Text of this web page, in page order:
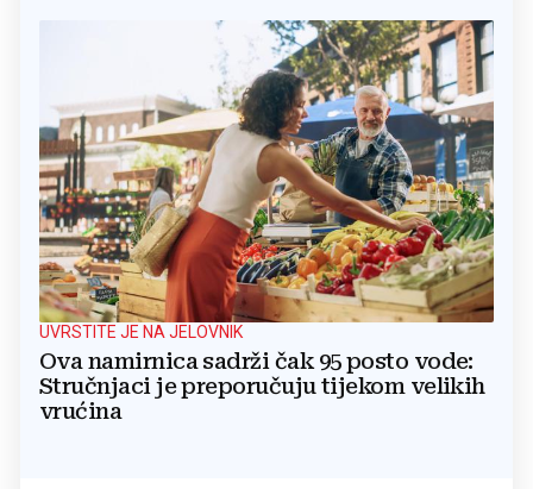
UVRSTITE JE NA JELOVNIK
Ova namirnica sadrži čak 95 posto vode:
Stručnjaci je preporučuju tijekom velikih
vrućina